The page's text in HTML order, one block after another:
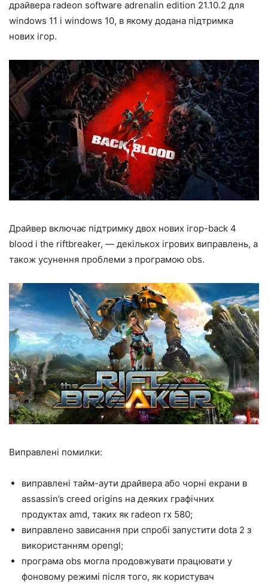
драйвера radeon software adrenalin edition 21.10.2 для
windows 11 і windows 10, в якому додана підтримка
нових ігор.
Драйвер включає підтримку двох нових ігор-back 4
blood і the riftbreaker, — декількох ігрових виправлень, а
також усунення проблеми з програмою obs.
Виправлені помилки:
виправлені тайм-аути драйвера або чорні екрани в
assassin’s creed origins на деяких графічних
продуктах amd, таких як radeon rx 580;
виправлено зависання при спробі запустити dota 2 з
використанням opengl;
програма obs могла продовжувати працювати у
фоновому режимі після того, як користувач